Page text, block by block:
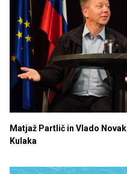
Matjaž Partlič in Vlado Novak
Kulaka